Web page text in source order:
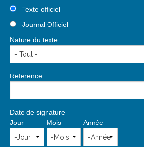
LE JOURNAL OFFICIEL
RECEVOIR LE JOURNAL OFFICIEL
NOUS CONTACTER
Texte officiel
Journal Officiel
Nature du texte
Référence
Date de signature
Jour
Mois Année